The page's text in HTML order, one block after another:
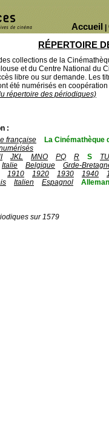
Accueil
RÉPERTOIRE
collections de la
et du Centre National du
libre ou sur demande. Les
été numérisés en
répertoire des périodiques)
:
française La Cinémathèque
JKL MNO PQ R S
Italie Belgique Grde-
1910 1920 1930 1940
Italien Espagnol
sur 1579